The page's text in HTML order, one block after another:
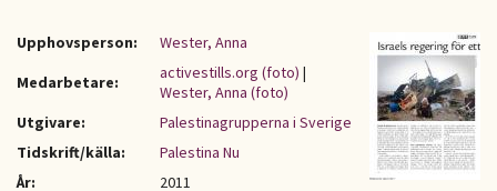
Upphovsperson:
Wester, Anna
Medarbetare:
activestills.org (foto) |
Wester, Anna (foto)
Utgivare:
Palestinagrupperna i Sverige
Tidskrift/källa:
Palestina Nu
År:
2011